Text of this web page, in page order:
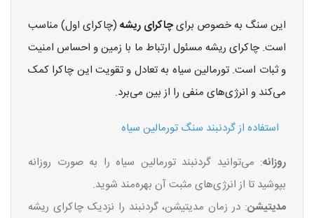
این سنگ به خصوص برایچاکرای ریشه (چاکرای اول) مناسب
است. چاکرای ریشه مسئول ارتباط ما با زمین و احساس امنیت
و ثبات است. تورمالین سیاه به تعادل و تقویت این چاکرا کمک
می‌کند و انرژی‌های منفی را از بین می‌برد.
استفاده از گردنبند سنگ تورمالین سیاه
روزانه: می‌توانید گردنبند تورمالین سیاه را به صورت روزانه
بپوشید تا از انرژی‌های مثبت آن بهره‌مند شوید.
مدیتیشن: در زمان مدیتیشن، گردنبند را نزدیک چاکرای ریشه